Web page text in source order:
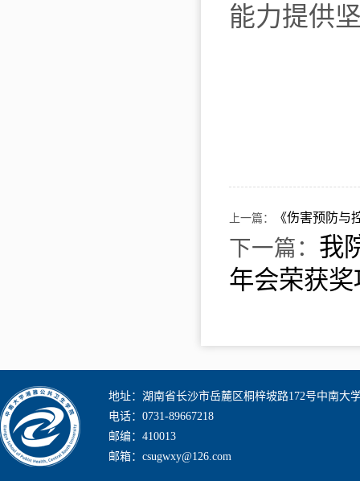
能力提供
上一篇： 《伤害预防与
下一篇： 我
年会荣获奖
地址：湖南省长沙市岳麓区桐梓坡路172号中南大
电话：0731-89667218
邮编：410013
邮箱：csugwxy@126.com